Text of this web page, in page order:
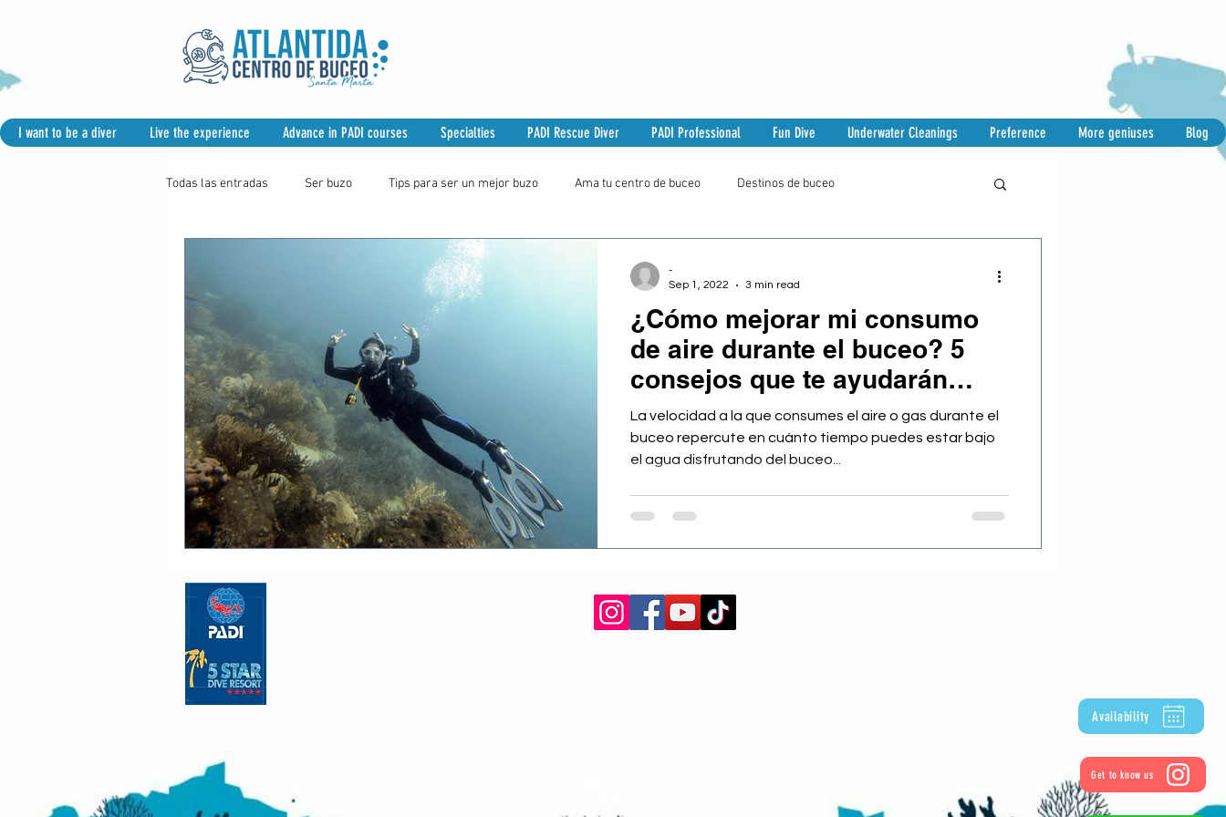
I want to be a diver Live the experience Advance in PADI courses Specialties PADI Rescue Diver PADI Professional Fun Dive Underwater Cleanings Preference More geniuses Blog
Todas las entradas Ser buzo Tips para ser un mejor buzo Ama tu centro de buceo Destinos de buceo
¿Cómo mejorar mi consumo
de aire durante el buceo? 5
consejos que te ayudarán
mucho
La velocidad a la que consumes el aire o gas durante el
buceo repercute en cuánto tiempo puedes estar bajo
el agua disfrutando del buceo...
-
Sep 1, 2022
3 min read
Get to know us
Availability